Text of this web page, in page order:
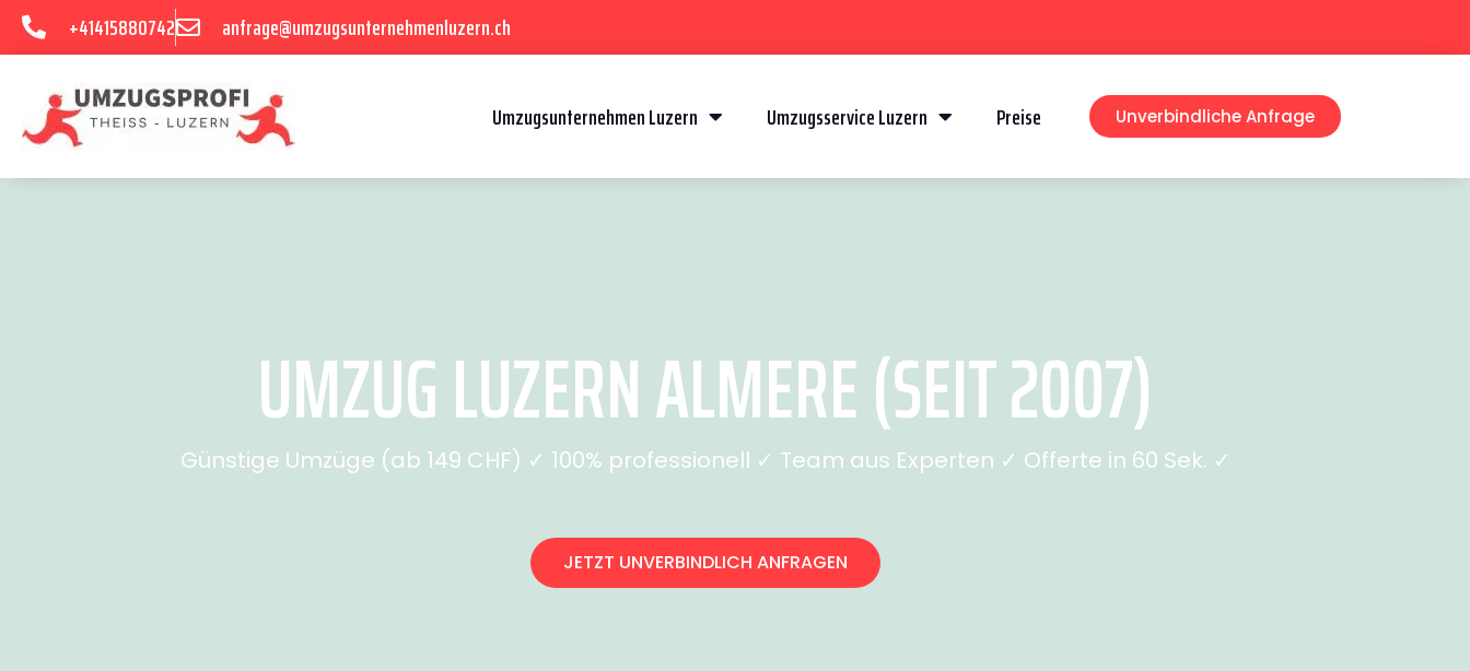
+41415880742 anfrage@umzugsunternehmenluzern.ch
Umzugsunternehmen Luzern Umzugsservice Luzern Preise Unverbindliche Anfrage
UMZUG LUZERN ALMERE (SEIT 2007)
Günstige Umzüge (ab 149 CHF) ✓ 100% professionell ✓ Team aus Experten ✓ Offerte in 60 Sek. ✓
JETZT UNVERBINDLICH ANFRAGEN